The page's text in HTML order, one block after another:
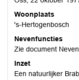
Woonplaats
's-Hertogenbosch
Nevenfuncties
Zie document
Inzet
Een natuurlijker